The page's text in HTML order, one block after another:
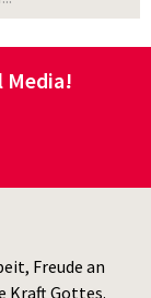
Media!
Freude an
Kraft Gottes.